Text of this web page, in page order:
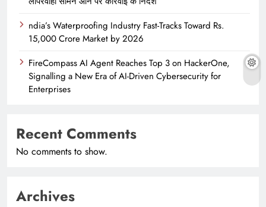
ndia’s Waterproofing Industry Fast-Tracks Toward Rs.
15,000 Crore Market by 2026
FireCompass AI Agent Reaches Top 3 on HackerOne,
Signalling a New Era of AI-Driven Cybersecurity for
Enterprises
Recent Comments
No comments to show.
Archives